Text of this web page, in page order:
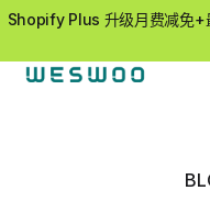
Shopify Plus 升级月费减免